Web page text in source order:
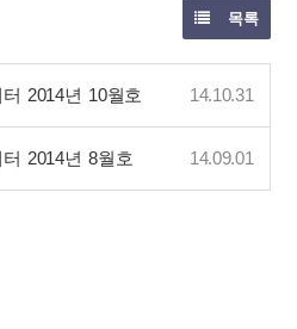
목록
2014년 10월호 14.10.31
2014년 8월호 14.09.01